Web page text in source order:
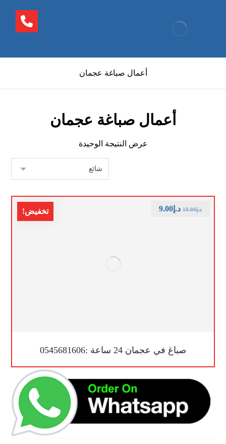
أعمال صباغة عجمان
أعمال صباغة عجمان
عرض النتيجة الوحيدة
تخفيض!
صباغ في عجمان 24 ساعة :0545681606
د.إ19.00 د.إ9.00